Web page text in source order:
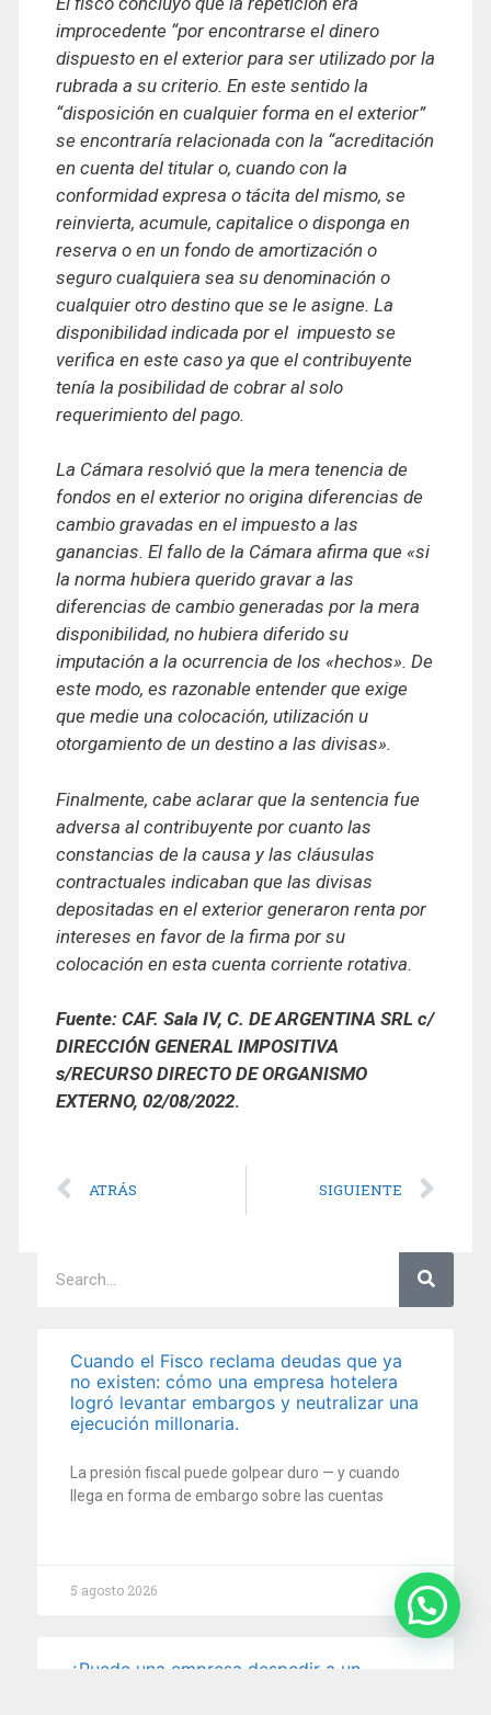
improcedente “por encontrarse el dinero
dispuesto en el exterior para ser utilizado por la
rubrada a su criterio. En este sentido la
“disposición en cualquier forma en el exterior”
se encontraría relacionada con la “acreditación
en cuenta del titular o, cuando con la
conformidad expresa o tácita del mismo, se
reinvierta, acumule, capitalice o disponga en
reserva o en un fondo de amortización o
seguro cualquiera sea su denominación o
cualquier otro destino que se le asigne. La
disponibilidad indicada por el impuesto se
verifica en este caso ya que el contribuyente
tenía la posibilidad de cobrar al solo
requerimiento del pago.
La Cámara resolvió que la mera tenencia de
fondos en el exterior no origina diferencias de
cambio gravadas en el impuesto a las
ganancias. El fallo de la Cámara afirma que «si
la norma hubiera querido gravar a las
diferencias de cambio generadas por la mera
disponibilidad, no hubiera diferido su
imputación a la ocurrencia de los «hechos». De
este modo, es razonable entender que exige
que medie una colocación, utilización u
otorgamiento de un destino a las divisas».
Finalmente, cabe aclarar que la sentencia fue
adversa al contribuyente por cuanto las
constancias de la causa y las cláusulas
contractuales indicaban que las divisas
depositadas en el exterior generaron renta por
intereses en favor de la firma por su
colocación en esta cuenta corriente rotativa.
Fuente: CAF. Sala IV, C. DE ARGENTINA SRL c/
DIRECCIÓN GENERAL IMPOSITIVA
s/RECURSO DIRECTO DE ORGANISMO
EXTERNO, 02/08/2022.
ATRÁS SIGUIENTE
Cuando el Fisco reclama deudas que ya
no existen: cómo una empresa hotelera
logró levantar embargos y neutralizar una
ejecución millonaria.
La presión fiscal puede golpear duro — y cuando
llega en forma de embargo sobre las cuentas
5 agosto 2026
¿Puede una empresa despedir a un